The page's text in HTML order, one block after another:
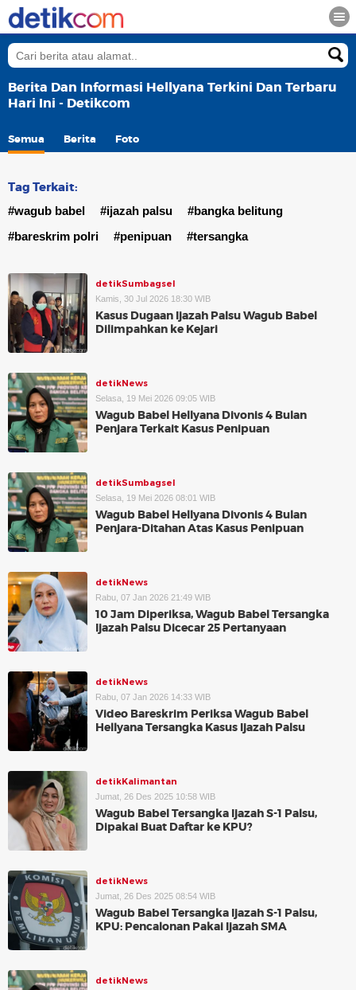
Berita Dan Informasi Hellyana Terkini Dan Terbaru
Hari Ini - Detikcom
Semua Berita Foto
Tag Terkait:
#wagub babel #ijazah palsu
#bangka belitung
#bareskrim polri
#penipuan #tersangka
detikSumbagsel
Kamis, 30 Jul 2026 18:30 WIB
Kasus Dugaan Ijazah Palsu Wagub Babel
Dilimpahkan ke Kejari
detikNews
Selasa, 19 Mei 2026 09:05 WIB
Wagub Babel Hellyana Divonis 4 Bulan
Penjara Terkait Kasus Penipuan
detikSumbagsel
Selasa, 19 Mei 2026 08:01 WIB
Wagub Babel Hellyana Divonis 4 Bulan
Penjara-Ditahan Atas Kasus Penipuan
detikNews
Rabu, 07 Jan 2026 21:49 WIB
10 Jam Diperiksa, Wagub Babel Tersangka
Ijazah Palsu Dicecar 25 Pertanyaan
detikNews
Rabu, 07 Jan 2026 14:33 WIB
Video Bareskrim Periksa Wagub Babel
Hellyana Tersangka Kasus Ijazah Palsu
detikKalimantan
Jumat, 26 Des 2025 10:58 WIB
Wagub Babel Tersangka Ijazah S-1 Palsu,
Dipakai Buat Daftar ke KPU?
detikNews
Jumat, 26 Des 2025 08:54 WIB
Wagub Babel Tersangka Ijazah S-1 Palsu,
KPU: Pencalonan Pakai Ijazah SMA
detikNews